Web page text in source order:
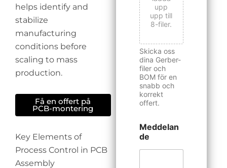
helps identify and
stabilize
manufacturing
conditions before
scaling to mass
production.
Få en offert på
PCB-montering
Key Elements of
Process Control in PCB
Assembly
upp
upp till
8-filer.
Skicka oss
dina Gerber-
filer och
BOM för en
snabb och
korrekt
offert.
Meddelan
de